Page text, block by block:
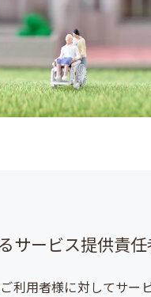
サービス提供責任
利用者様に対してサー